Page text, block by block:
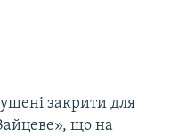
закрити для
що на